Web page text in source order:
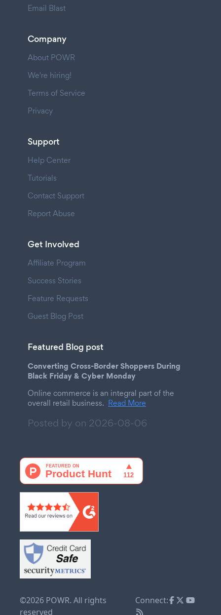
Email Blast
Company
About POWR
We're hiring!
Terms of Service
Privacy
Support
Help Center
Tutorials
Contact Support
Report Abuse
Get Involved
Affiliate Program
Success Stories
Feature Requests
Guest Blog Post
Featured Blog post
Converting Cross-Border Shoppers During
Black Friday & Cyber Monday
Online commerce is an integral part of the
overall retail business. Read More
Posted by on 2026-08-06
©2026 POWR. All rights
reserved
Connect: